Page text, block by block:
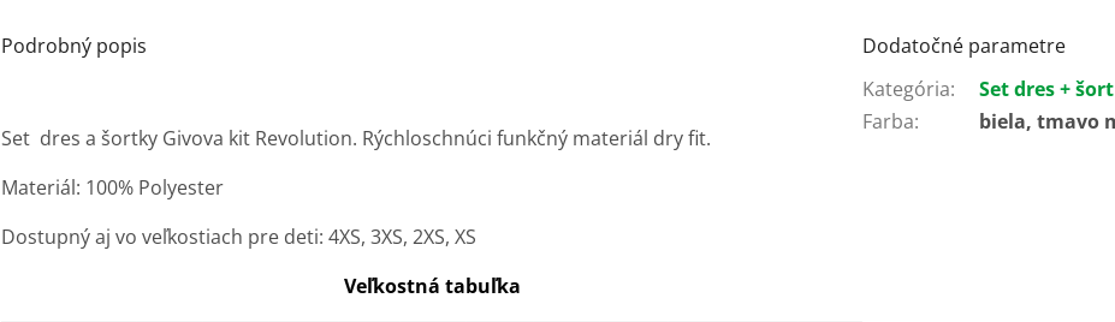
Podrobný popis
Set dres a šortky Givova kit Revolution. Rýchloschnúci funkčný materiál dry fit.
Materiál: 100% Polyester
Dostupný aj vo veľkostiach pre deti: 4XS, 3XS, 2XS, XS
Veľkostná tabuľka
Dodatočné parametre
Kategória:
Set dres +
Farba: biela, tmavo